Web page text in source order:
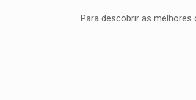
Para descobrir as melhores